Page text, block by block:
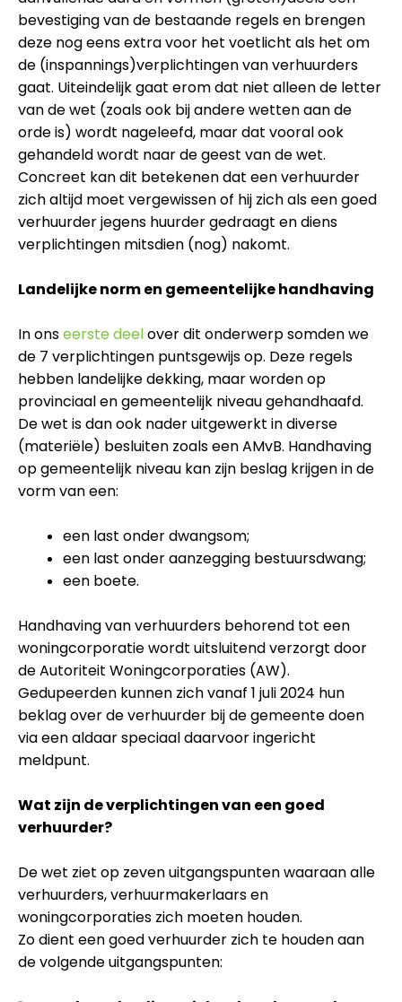
bevestiging van de bestaande regels en brengen
deze nog eens extra voor het voetlicht als het om
de (inspannings)verplichtingen van verhuurders
gaat. Uiteindelijk gaat erom dat niet alleen de letter
van de wet (zoals ook bij andere wetten aan de
orde is) wordt nageleefd, maar dat vooral ook
gehandeld wordt naar de geest van de wet.
Concreet kan dit betekenen dat een verhuurder
zich altijd moet vergewissen of hij zich als een goed
verhuurder jegens huurder gedraagt en diens
verplichtingen mitsdien (nog) nakomt.
Landelijke norm en gemeentelijke handhaving
In onseerste deelover dit onderwerp somden we
de 7 verplichtingen puntsgewijs op. Deze regels
hebben landelijke dekking, maar worden op
provinciaal en gemeentelijk niveau gehandhaafd.
De wet is dan ook nader uitgewerkt in diverse
(materiële) besluiten zoals een AMvB. Handhaving
op gemeentelijk niveau kan zijn beslag krijgen in de
vorm van een:
een last onder dwangsom;
een last onder aanzegging bestuursdwang;
een boete.
Handhaving van verhuurders behorend tot een
woningcorporatie wordt uitsluitend verzorgt door
de Autoriteit Woningcorporaties (AW).
Gedupeerden kunnen zich vanaf 1 juli 2024 hun
beklag over de verhuurder bij de gemeente doen
via een aldaar speciaal daarvoor ingericht
meldpunt.
Wat zijn de verplichtingen van een goed
verhuurder?
De wet ziet op zeven uitgangspunten waaraan alle
verhuurders, verhuurmakerlaars en
woningcorporaties zich moeten houden.
Zo dient een goed verhuurder zich te houden aan
de volgende uitgangspunten: